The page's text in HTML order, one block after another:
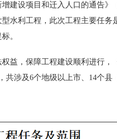
建设项目和迁入人口的通告》
水利工程，此次工程主要任务
。
益，保障工程建设顺利进行，
涉及6个地级以上市、14个县